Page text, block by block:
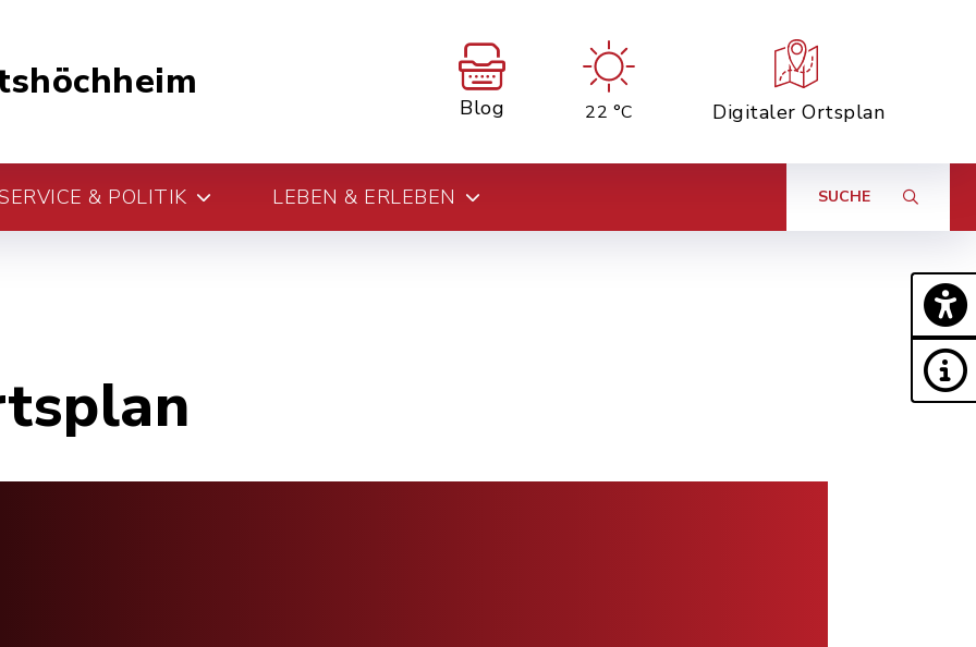
Blog 22 °C Digitaler Ortsplan
& POLITIK LEBEN & ERLEBEN SUCHE